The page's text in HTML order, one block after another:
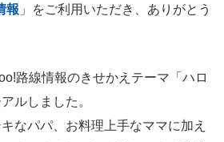
報 」をご利用いただき、ありがとう
路線情報のきせかえテーマ「ハロ
ルしました。
なパパ、お料理上手なママに加え